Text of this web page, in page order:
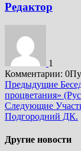
Редактор
1
Комментарии: 0
Подробнее
Предыдущие
процветания»
Следующие
Подгородний ДК.
Другие новости